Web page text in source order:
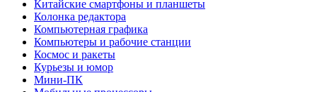
Китайские смартфоны и планшеты
Колонка редактора
Компьютерная графика
Компьютеры и рабочие станции
Космос и ракеты
Курьезы и юмор
Мини-ПК